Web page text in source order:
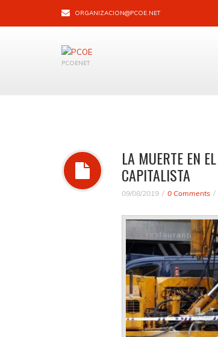
ORGANIZACION@PCOE.NET
PCOENET
LA MUERTE EN
CAPITALISTA
09/08/2019 0 Comments